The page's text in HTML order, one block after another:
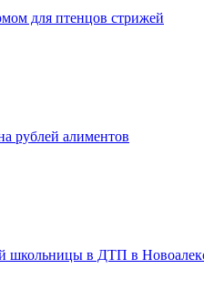
для птенцов стрижей
рублей алиментов
школьницы в ДТП в